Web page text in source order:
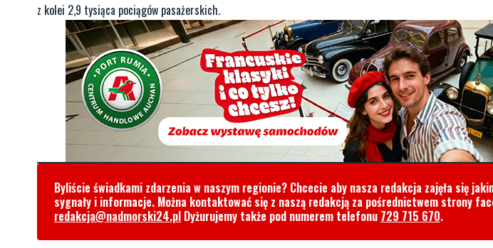
z kolei 2,9 tysiąca pociągów pasażerskich.
Byliście świadkami zdarzenia w naszym regionie? Chcecie aby nasza redakcja zajęła się
sygnały i informacje. Można kontaktować się z naszą redakcją za pośrednictwem strony
redakcja@nadmorski24.pl Dyżurujemy także pod numerem telefonu 729 715 670.